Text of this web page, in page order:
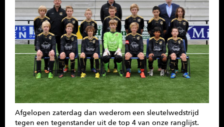
SPONSOREN
CONTACT
MENU
Afgelopen zaterdag dan wederom een sleutelwedstrijd
tegen een tegenstander uit de top 4 van onze ranglijst.